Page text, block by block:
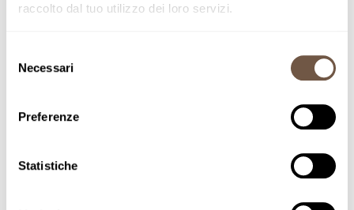
raccolto dal tuo utilizzo dei loro servizi.
delNecessari
Preferenze
Statistiche
di Pasta Mancini per restare sempre